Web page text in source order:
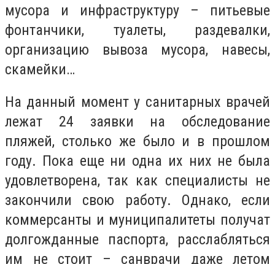
мусора и инфраструктуру – питьевые
фонтанчики, туалеты, раздевалки,
организацию вывоза мусора, навесы,
скамейки…
На данный момент у санитарных врачей
лежат 24 заявки на обследование
пляжей, столько же было и в прошлом
году. Пока еще ни одна их них не была
удовлетворена, так как специалисты не
закончили свою работу. Однако, если
коммерсанты и муниципалитеты получат
долгожданные паспорта, расслабляться
им не стоит – санврачи даже летом